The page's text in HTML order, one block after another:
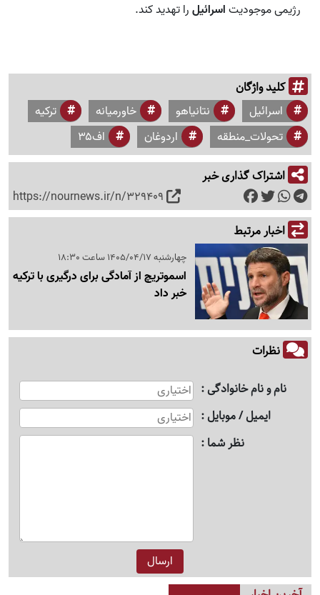
رژیمی موجودیتاسرائیلرا تهدید کند.
کلید واژگان
اسرائیل نتانیاهو خاورمیانه
ترکیه
تحولات_منطقه
اردوغان اف۳۵
اشتراک گذاری خبر
https://nournews.ir/n/329409
اخبار مرتبط
چهارشنبه 1405/04/17 ساعت 18:30
اسموتریچ از آمادگی برای درگیری با ترکیه
خبر داد
نظرات
نام و نام خانوادگی
ایمیل / موبایل
نظر شما